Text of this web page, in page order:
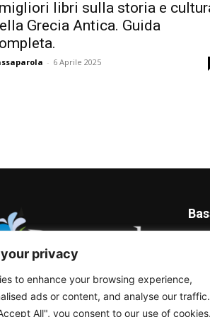
privacy
to enhance your browsing experience,
ads or content, and analyse our traffic.
All", you consent to our use of cookies.
libri sulla storia e
Grecia Antica. Guida
- 6 Aprile 2025
2015-2025